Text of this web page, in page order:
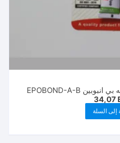
34,07
إلى السلة